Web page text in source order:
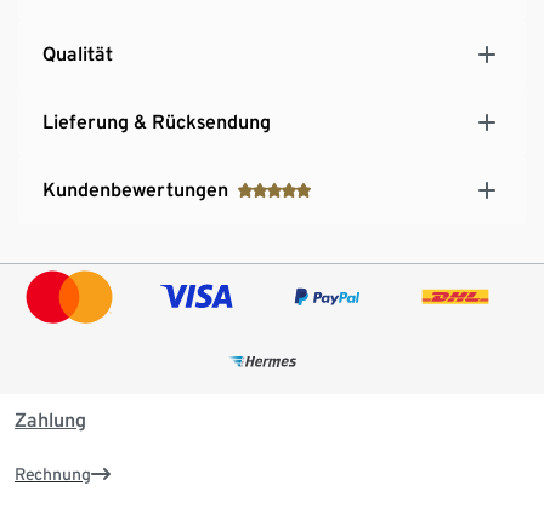
Qualität
Lieferung & Rücksendung
Kundenbewertungen
Zahlung
Rechnung